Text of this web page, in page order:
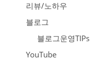
리뷰/노하우
블로그
블로그운영TIPs
YouTube